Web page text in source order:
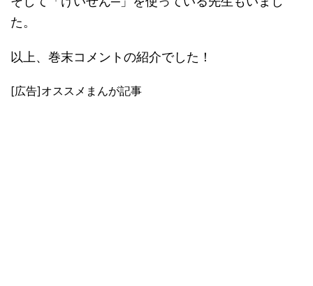
た。
以上、巻末コメントの紹介でした！
[広告]オススメまんが記事